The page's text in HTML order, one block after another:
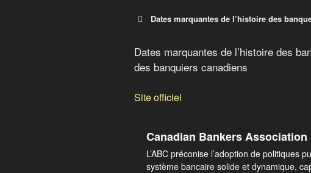
Dates marquantes de l’histoire des
Dates marquantes de l’histoire des
des banquiers canadiens
Site officiel
Canadian Bankers Association
L’ABC préconise l’adoption de politiques
système bancaire solide et dynamique,